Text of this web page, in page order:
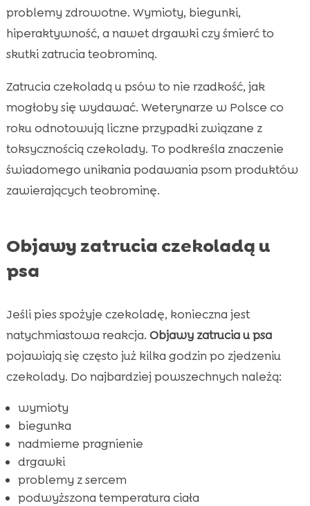
problemy zdrowotne. Wymioty, biegunki,
hiperaktywność, a nawet drgawki czy śmierć to
skutki zatrucia teobrominą.
Zatrucia czekoladą u psów to nie rzadkość, jak
mogłoby się wydawać. Weterynarze w Polsce co
roku odnotowują liczne przypadki związane z
toksycznością czekolady. To podkreśla znaczenie
świadomego unikania podawania psom produktów
zawierających teobrominę.
Objawy zatrucia czekoladą u
psa
Jeśli pies spożyje czekoladę, konieczna jest
natychmiastowa reakcja. Objawy zatrucia u psa
pojawiają się często już kilka godzin po zjedzeniu
czekolady. Do najbardziej powszechnych należą:
wymioty
biegunka
nadmierne pragnienie
drgawki
problemy z sercem
podwyższona temperatura ciała